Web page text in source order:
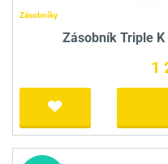
Zásobníky
Zásobník Triple K
1